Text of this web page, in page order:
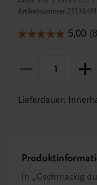
Artikelnummer 25198491
Lieferdauer:
In „Gschmackig